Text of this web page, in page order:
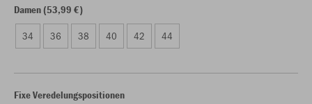
Damen (53,99 €)
34 36 38 40 42 44
Fixe Veredelungspositionen